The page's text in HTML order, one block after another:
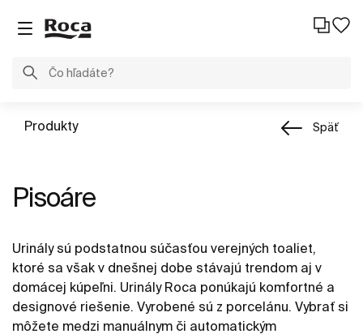
Produkty Späť
Pisoáre
Urinály sú podstatnou súčasťou verejných toaliet,
ktoré sa však v dnešnej dobe stávajú trendom aj v
domácej kúpeľni. Urinály Roca ponúkajú komfortné a
designové riešenie. Vyrobené sú z porcelánu. Vybrať si
môžete medzi manuálnym či automatickým